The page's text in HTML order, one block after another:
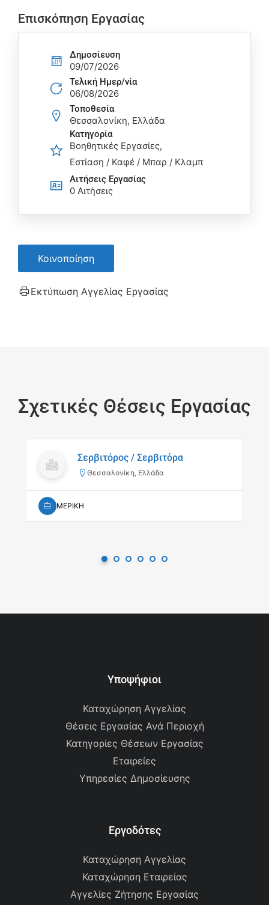
Επισκόπηση Εργασίας
Δημοσίευση
09/07/2026
Τελική Ημερ/νία
06/08/2026
Τοποθεσία
Θεσσαλονίκη, Ελλάδα
Κατηγορία
Βοηθητικές Εργασίες
Εστίαση / Καφέ / Μπαρ / Κλαμπ
Αιτήσεις Eργασίας
0 Αιτήσεις
Κοινοποίηση
Εκτύπωση Αγγελίας Εργασίας
Σχετικές Θέσεις Εργασίας
Σερβιτόρος / Σερβιτόρα
Θεσσαλονίκη, Ελλάδα
ΜΕΡΙΚΗ
Υποψήφιοι
Καταχώρηση Αγγελίας
Θέσεις Εργασίας Ανά Περιοχή
Κατηγορίες Θέσεων Εργασίας
Εταιρείες
Υπηρεσίες Δημοσίευσης
Εργοδότες
Καταχώρηση Αγγελίας
Καταχώρηση Εταιρείας
Αγγελίες Ζήτησης Εργασίας